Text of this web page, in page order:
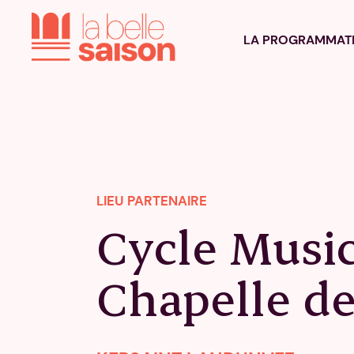
LA
LIEU PARTENAIRE
Cycle
Chapelle